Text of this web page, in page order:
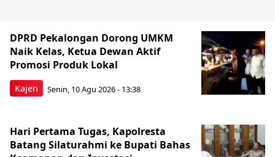
Kajen
DPRD Pekalongan Dorong UMKM
Naik Kelas, Ketua Dewan Aktif
Promosi Produk Lokal
Senin, 10 Agu 2026 - 13:38
Hari Pertama Tugas, Kapolresta
Batang Silaturahmi ke Bupati Bahas